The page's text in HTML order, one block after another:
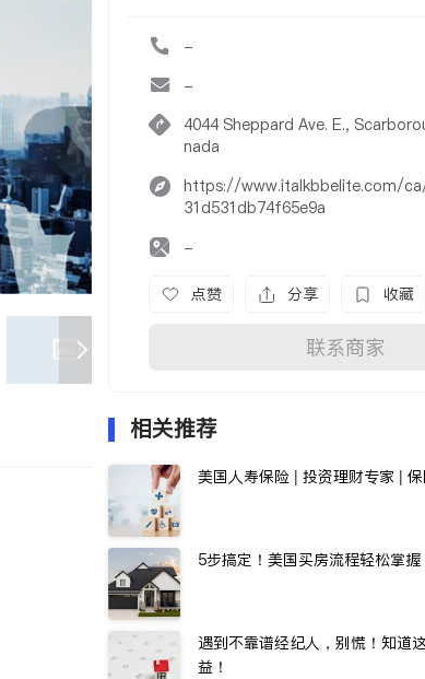
-
-
4044 Sheppard Ave. E.,
nada
https://www.italkbbelite.com/
31d531db74f65e9a
-
点赞 分享 收藏
联系商家
相关推荐
美国人寿保险 | 投资理财专家 |
5步搞定！美国买房流程轻松掌握
遇到不靠谱经纪人，别慌！知道
益！